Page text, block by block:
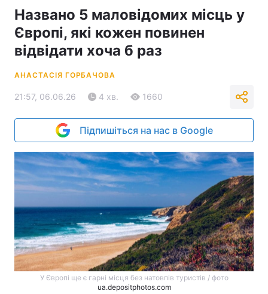
Названо 5 маловідомих місць у
Європі, які кожен повинен
відвідати хоча б раз
АНАСТАСІЯ ГОРБАЧОВА
21:57, 06.06.26 4 хв. 1660
Підпишіться на нас в Google
У Європі ще є гарні місця без натовпів туристів / фото
ua.depositphotos.com